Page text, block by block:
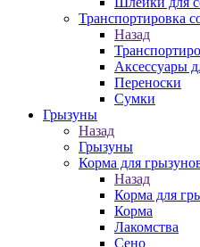
Транспортировка
Назад
Аксессуары
Переноски
Сумки
Грызуны
Назад
Грызуны
Корма для
Назад
Корма для
Корма
Лакомства
Сено